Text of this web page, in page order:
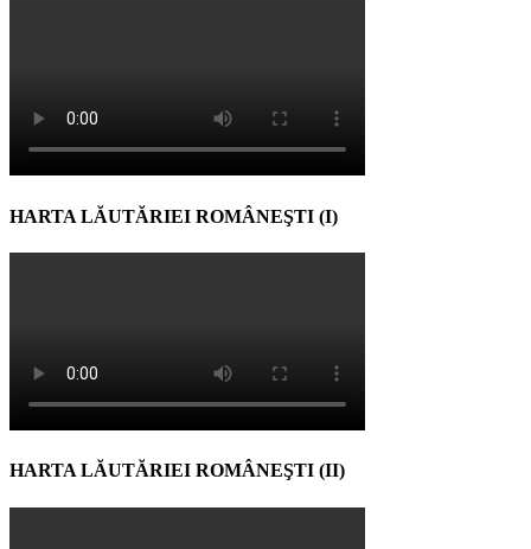
HARTA LĂUTĂRIEI ROMÂNEŞTI (I)
HARTA LĂUTĂRIEI ROMÂNEŞTI (II)